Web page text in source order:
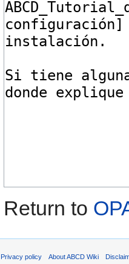
Return to
Privacy policy About ABCD Wiki